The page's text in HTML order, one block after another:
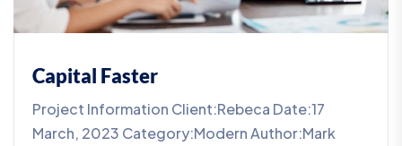
Capital Faster
Project Information Client:Rebeca Date:17
March, 2023 Category:Modern Author:Mark